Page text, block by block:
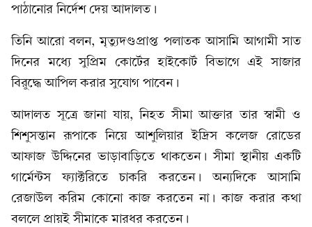
পাঠানোর নির্দেশ দেয় আদালত।
তিনি আরো বলন, মৃত্যুদণ্ডপ্রাপ্ত পলাতক আসামি আগামী সাত
দিনের মধ্যে সুপ্রিম কোর্টের হাইকোর্ট বিভাগে এই সাজার
বিরুদ্ধে আপিল করার সুযোগ পাবেন।
​আদালত সূত্রে জানা যায়, নিহত সীমা আক্তার তার স্বামী ও
শিশুসন্তান রূপাকে নিয়ে আশুলিয়ার ইদ্রিস কলেজ রোডের
আফাজ উদ্দিনের ভাড়াবাড়িতে থাকতেন। সীমা স্থানীয় একটি
গার্মেন্টস ফ্যাক্টরিতে চাকরি করতেন। অন্যদিকে আসামি
রেজাউল করিম কোনো কাজ করতেন না। কাজ করার কথা
বললে প্রায়ই সীমাকে মারধর করতেন।